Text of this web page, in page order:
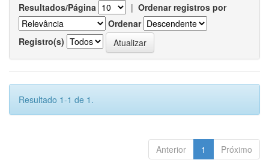
Resultados/Página | Ordenar registros por
Ordenar
Registro(s)
Resultado 1-1 de 1.
Anterior 1 Próximo